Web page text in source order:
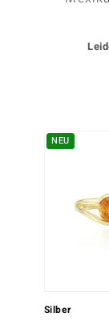
NEU
Silber